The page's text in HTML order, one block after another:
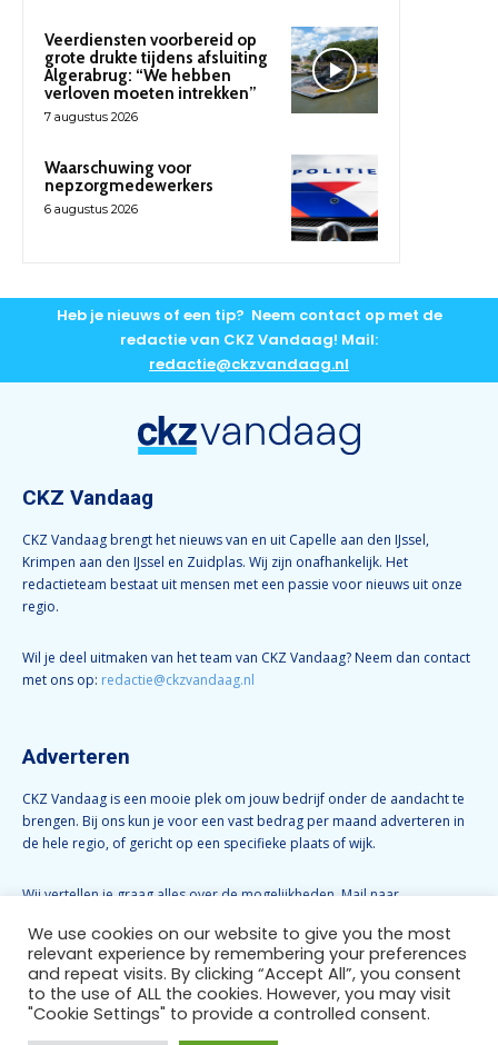
Veerdiensten voorbereid op
grote drukte tijdens afsluiting
Algerabrug: “We hebben
verloven moeten intrekken”
7 augustus 2026
Waarschuwing voor
nepzorgmedewerkers
6 augustus 2026
Heb je nieuws of een tip? Neem contact op met de
redactie van CKZ Vandaag! Mail:
redactie@ckzvandaag.nl
CKZ Vandaag
CKZ Vandaag brengt het nieuws van en uit Capelle aan den IJssel,
Krimpen aan den IJssel en Zuidplas. Wij zijn onafhankelijk. Het
redactieteam bestaat uit mensen met een passie voor nieuws uit onze
regio.
Wil je deel uitmaken van het team van CKZ Vandaag? Neem dan contact
met ons op: redactie@ckzvandaag.nl
Adverteren
CKZ Vandaag is een mooie plek om jouw bedrijf onder de aandacht te
brengen. Bij ons kun je voor een vast bedrag per maand adverteren in
de hele regio, of gericht op een specifieke plaats of wijk.
Wij vertellen je graag alles over de mogelijkheden. Mail naar
Volg CKZ Vandaag
We use cookies on our website to give you the most
relevant experience by remembering your preferences
and repeat visits. By clicking “Accept All”, you consent
to the use of ALL the cookies. However, you may visit
"Cookie Settings" to provide a controlled consent.